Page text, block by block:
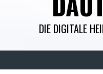
DIE DIGITALE